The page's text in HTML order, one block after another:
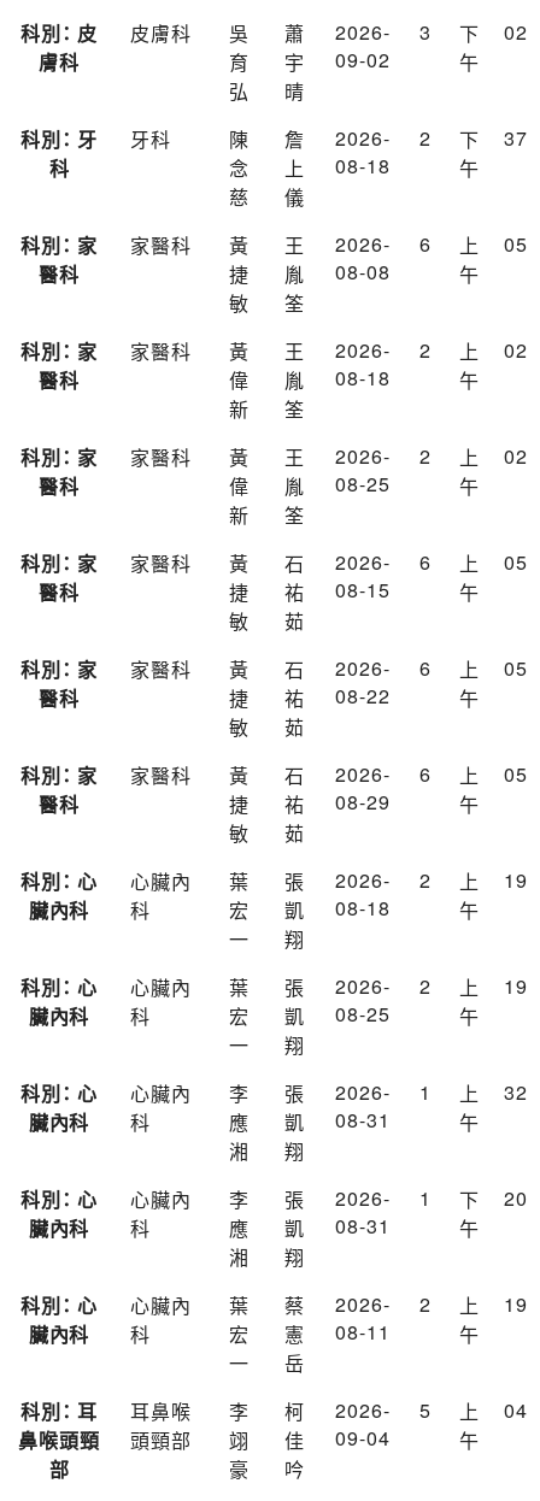
科別： 皮
膚科
皮膚科
吳
育
弘
蕭
宇
晴
2026-
09-02
3
下
午
02
科別： 牙
科
牙科
陳
念
慈
詹
上
儀
2026-
08-18
2
下
午
37
科別： 家
醫科
家醫科
黃
捷
敏
王
胤
筌
2026-
08-08
6
上
午
05
科別： 家
醫科
家醫科
黃
偉
新
王
胤
筌
2026-
08-18
2
上
午
02
科別： 家
醫科
家醫科
黃
偉
新
王
胤
筌
2026-
08-25
2
上
午
02
科別： 家
醫科
家醫科
黃
捷
敏
石
祐
茹
2026-
08-15
6
上
午
05
科別： 家
醫科
家醫科
黃
捷
敏
石
祐
茹
2026-
08-22
6
上
午
05
科別： 家
醫科
家醫科
黃
捷
敏
石
祐
茹
2026-
08-29
6
上
午
05
科別： 心
臟內科
心臟內
科
葉
宏
一
張
凱
翔
2026-
08-18
2
上
午
19
科別： 心
臟內科
心臟內
科
葉
宏
一
張
凱
翔
2026-
08-25
2
上
午
19
科別： 心
臟內科
心臟內
科
李
應
湘
張
凱
翔
2026-
08-31
1
上
午
32
科別： 心
臟內科
心臟內
科
李
應
湘
張
凱
翔
2026-
08-31
1
下
午
20
科別： 心
臟內科
心臟內
科
葉
宏
一
蔡
憲
岳
2026-
08-11
2
上
午
19
科別： 耳
鼻喉頭頸
部
耳鼻喉
頭頸部
李
翊
豪
柯
佳
吟
2026-
09-04
5
上
午
04